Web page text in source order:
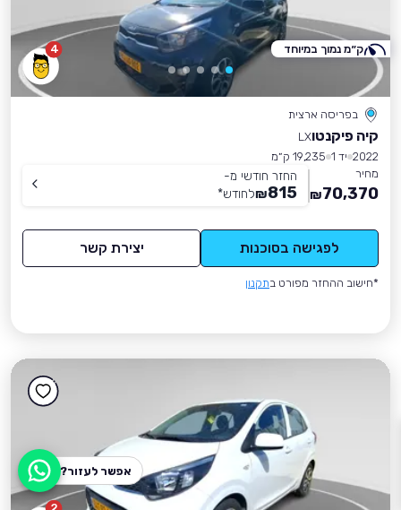
4
בפריסה ארצית
קיה פיקנטוLX
2022 יד 1
19,235 ק״מ
מחיר
70,370
₪
החזר חודשי מ-
815
₪לחודש*
לפגישה בסוכנות יצירת קשר
*חישוב ההחזר מפורט בתקנון
ק״מ נמוך במיוחד
אפשר לעזור?